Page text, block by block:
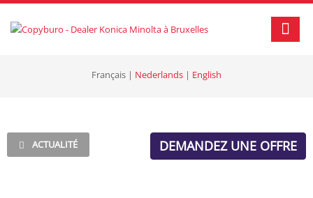
Français | Nederlands | English
ACTUALITÉ DEMANDEZ UNE OFFRE